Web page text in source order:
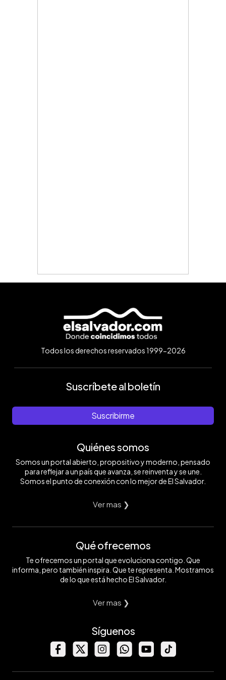
Todos los derechos reservados 1999-2026
Suscríbete al boletín
Suscribirme
Quiénes somos
Somos un portal abierto, propositivo y moderno, pensado
para reflejar a un país que avanza, se reinventa y se une.
Somos el punto de conexión con lo mejor de El Salvador.
Ver mas ❯
Qué ofrecemos
Te ofrecemos un portal que evoluciona contigo. Que
informa, pero también inspira. Que te representa. Mostramos
de lo que está hecho El Salvador.
Ver mas ❯
Síguenos